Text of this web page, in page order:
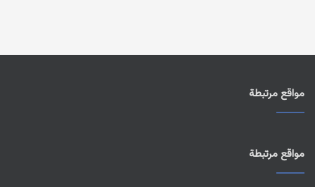
مواقع مرتبطة
مواقع مرتبطة